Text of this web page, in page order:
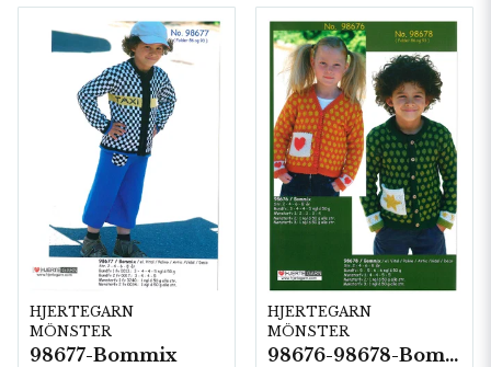
HJERTEGARN
MÖNSTER
98677-Bommix
HJERTEGARN
MÖNSTER
98676-98678-Bommix